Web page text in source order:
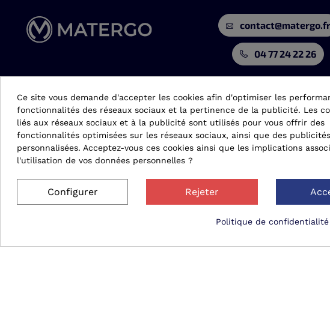
contact@matergo.fr
04 77 24 22 26
© 2026 Matergo
Ce site vous demande d'accepter les cookies afin d'optimiser les
fonctionnalités des réseaux sociaux et la pertinence de la publicité. Les
liés aux réseaux sociaux et à la publicité sont utilisés pour vous offrir des
fonctionnalités optimisées sur les réseaux sociaux, ainsi que des publicités
personnalisées. Acceptez-vous ces cookies ainsi que les implications
l'utilisation de vos données personnelles ?
Configurer Rejeter
Politique de